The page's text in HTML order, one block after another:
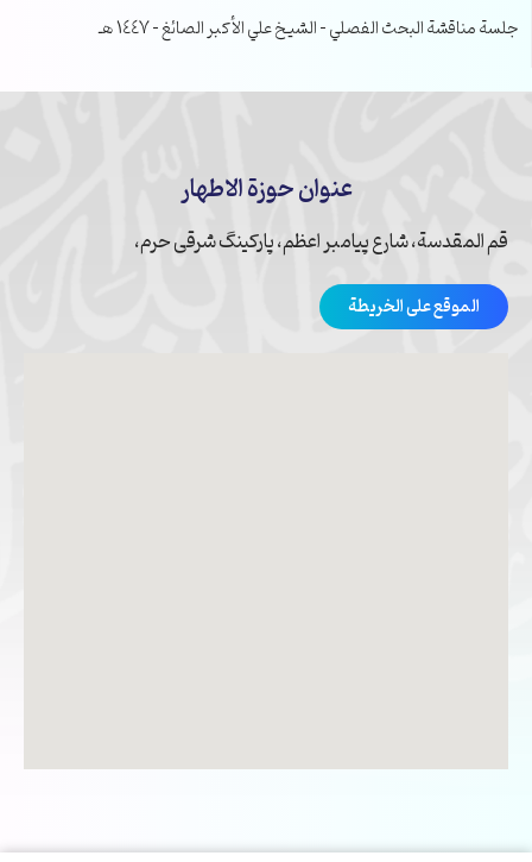
جلسة مناقشة البحث الفصلي – الشيخ علي الأكبر الصائغ – 1447 هـ
عنوان حوزة الاطهار
قم المقدسة، شارع پیامبر اعظم، پارکینگ شرقی حرم،
الموقع على الخريطة